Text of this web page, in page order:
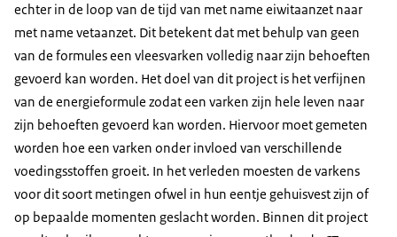
echter in de loop van de tijd van met name eiwitaanzet naar
met name vetaanzet. Dit betekent dat met behulp van geen
van de formules een vleesvarken volledig naar zijn behoeften
gevoerd kan worden. Het doel van dit project is het verfijnen
van de energieformule zodat een varken zijn hele leven naar
zijn behoeften gevoerd kan worden. Hiervoor moet gemeten
worden hoe een varken onder invloed van verschillende
voedingsstoffen groeit. In het verleden moesten de varkens
voor dit soort metingen ofwel in hun eentje gehuisvest zijn of
op bepaalde momenten geslacht worden. Binnen dit project